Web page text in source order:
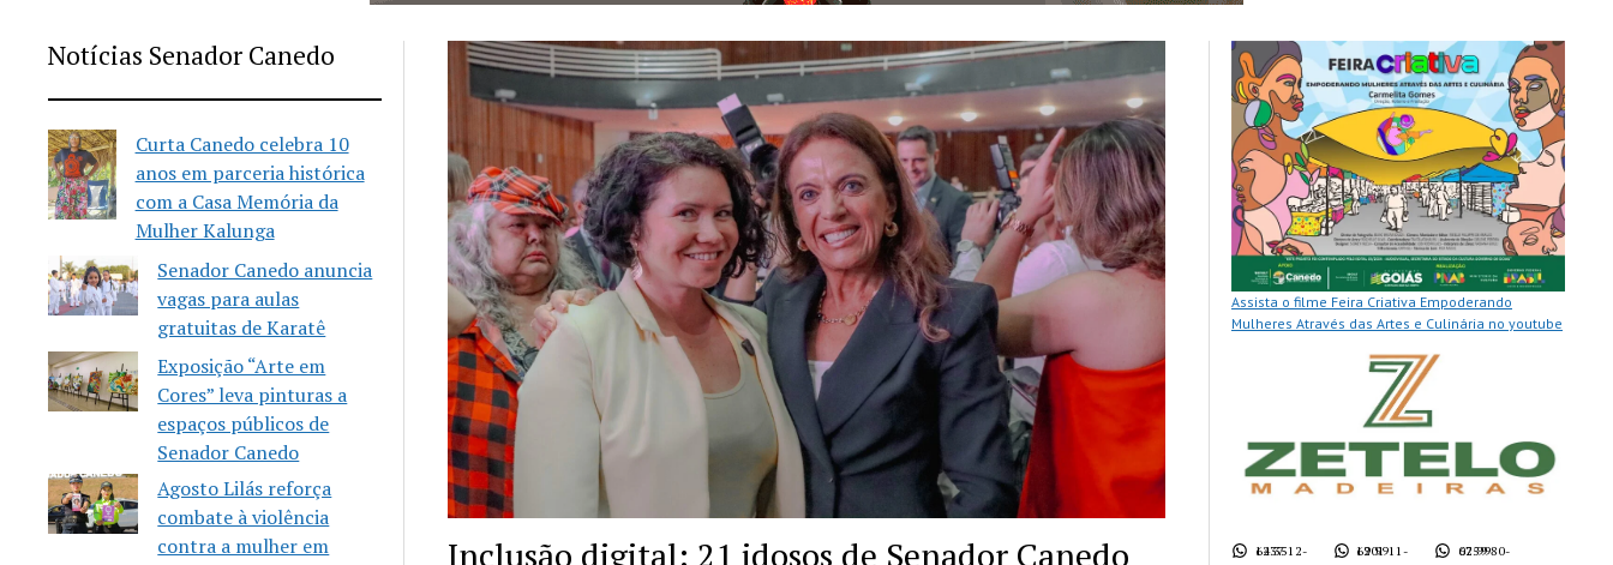
Notícias Senador Canedo
Curta Canedo celebra 10
anos em parceria histórica
com a Casa Memória da
Mulher Kalunga
Senador Canedo anuncia
vagas para aulas
gratuitas de Karatê
Exposição “Arte em
Cores” leva pinturas a
espaços públicos de
Senador Canedo
Agosto Lilás reforça
combate à violência
contra a mulher em
Inclusão digital: 21 idosos de Senador Canedo
Assista o filme Feira Criativa Empoderando
Mulheres Através das Artes e Culinária no youtube
62 3512-1437 62 9911-1901 62 9980-0759